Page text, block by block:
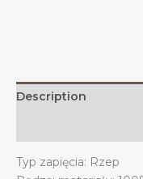
czapka
quantity
Description
Typ zapięcia: Rzep